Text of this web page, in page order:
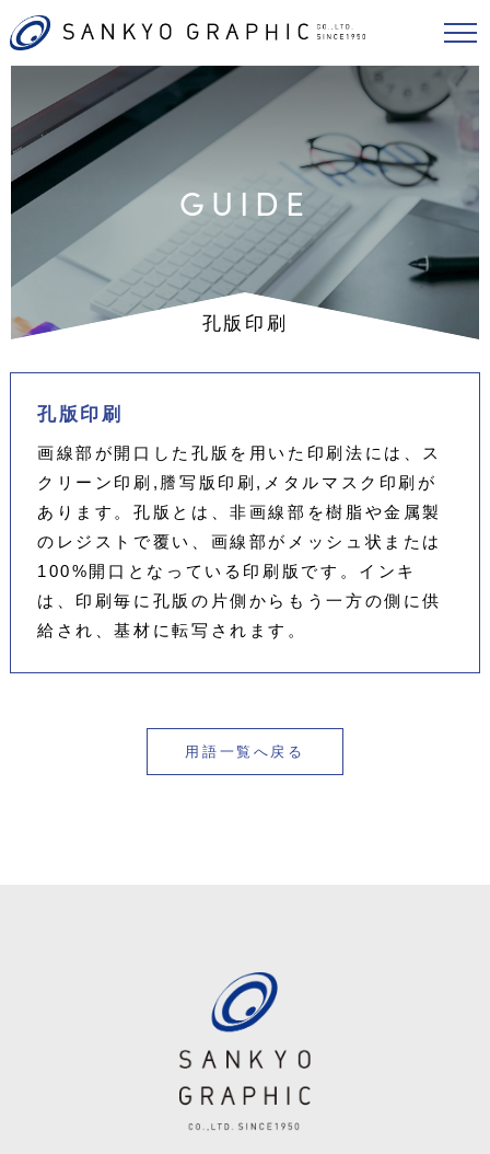
GUIDE
孔版印刷
孔版印刷
画線部が開口した孔版を用いた印刷法には、ス
クリーン印刷,謄写版印刷,メタルマスク印刷が
あります。孔版とは、非画線部を樹脂や金属製
のレジストで覆い、画線部がメッシュ状または
100%開口となっている印刷版です。インキ
は、印刷毎に孔版の片側からもう一方の側に供
給され、基材に転写されます。
用語一覧へ戻る